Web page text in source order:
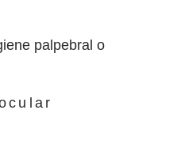
palpebral o